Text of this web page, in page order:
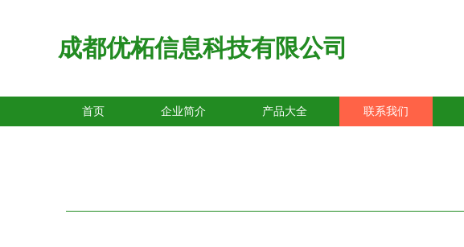
成都优柘信息科技有限公司
首页 企业简介 产品大全 联系我们